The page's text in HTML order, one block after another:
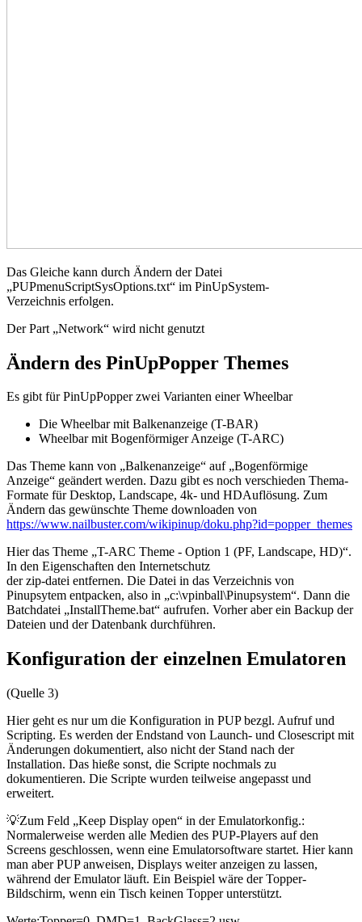
Das Gleiche kann durch Ändern der Datei
„PUPmenuScriptSysOptions.txt“ im PinUpSystem-
Verzeichnis erfolgen.
Der Part „Network“ wird nicht genutzt
Ändern des PinUpPopper Themes
Es gibt für PinUpPopper zwei Varianten einer Wheelbar
Die Wheelbar mit Balkenanzeige (T-BAR)
Wheelbar mit Bogenförmiger Anzeige (T-ARC)
Das Theme kann von „Balkenanzeige“ auf „Bogenförmige
Anzeige“ geändert werden. Dazu gibt es noch verschieden Thema-
Formate für Desktop, Landscape, 4k- und HDAuflösung. Zum
Ändern das gewünschte Theme downloaden von
https://www.nailbuster.com/wikipinup/doku.php?id=popper_themes
Hier das Theme „T-ARC Theme - Option 1 (PF, Landscape, HD)“.
In den Eigenschaften den Internetschutz
der zip-datei entfernen. Die Datei in das Verzeichnis von
Pinupsytem entpacken, also in „c:\vpinball\Pinupsystem“. Dann die
Batchdatei „InstallTheme.bat“ aufrufen. Vorher aber ein Backup der
Dateien und der Datenbank durchführen.
Konfiguration der einzelnen Emulatoren
(Quelle 3)
Hier geht es nur um die Konfiguration in PUP bezgl. Aufruf und
Scripting. Es werden der Endstand von Launch- und Closescript mit
Änderungen dokumentiert, also nicht der Stand nach der
Installation. Das hieße sonst, die Scripte nochmals zu
dokumentieren. Die Scripte wurden teilweise angepasst und
erweitert.
💡Zum Feld „Keep Display open“ in der Emulatorkonfig.:
Normalerweise werden alle Medien des PUP-Players auf den
Screens geschlossen, wenn eine Emulatorsoftware startet. Hier kann
man aber PUP anweisen, Displays weiter anzeigen zu lassen,
während der Emulator läuft. Ein Beispiel wäre der Topper-
Bildschirm, wenn ein Tisch keinen Topper unterstützt.